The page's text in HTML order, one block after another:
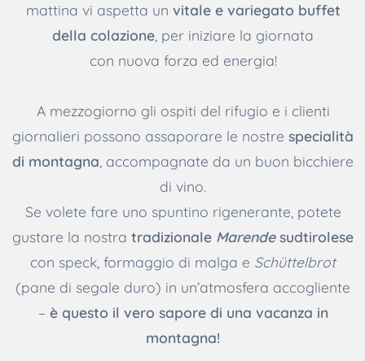
mattina vi aspetta un vitale e variegato buffet
della colazione , per iniziare la giornata
con nuova forza ed energia!
A mezzogiorno gli ospiti del rifugio e i clienti
giornalieri possono assaporare le nostre specialità
di montagna , accompagnate da un buon bicchiere
di vino.
Se volete fare uno spuntino rigenerante, potete
gustare la nostra tradizionale Marendesudtirolese
con speck, formaggio di malga e Schüttelbrot
(pane di segale duro) in un’atmosfera accogliente
– è questo il vero sapore di una vacanza in
montagna!